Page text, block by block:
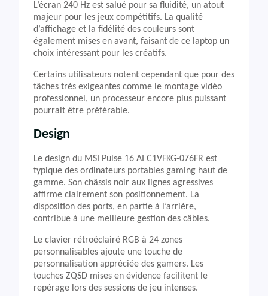
L’écran 240 Hz est salué pour sa fluidité, un atout
majeur pour les jeux compétitifs. La qualité
d’affichage et la fidélité des couleurs sont
également mises en avant, faisant de ce laptop un
choix intéressant pour les créatifs.
Certains utilisateurs notent cependant que pour des
tâches très exigeantes comme le montage vidéo
professionnel, un processeur encore plus puissant
pourrait être préférable.
Design
Le design du MSI Pulse 16 AI C1VFKG-076FR est
typique des ordinateurs portables gaming haut de
gamme. Son châssis noir aux lignes agressives
affirme clairement son positionnement. La
disposition des ports, en partie à l’arrière,
contribue à une meilleure gestion des câbles.
Le clavier rétroéclairé RGB à 24 zones
personnalisables ajoute une touche de
personnalisation appréciée des gamers. Les
touches ZQSD mises en évidence facilitent le
repérage lors des sessions de jeu intenses.